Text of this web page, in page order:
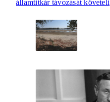
államtitkár távozását követeli